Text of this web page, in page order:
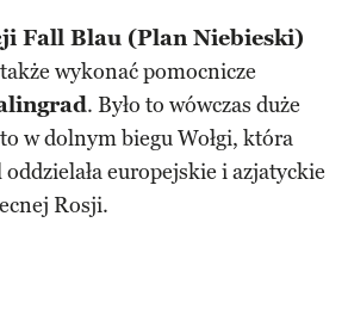
Fall Blau (Plan Niebieski)
wykonać pomocnicze
. Było to wówczas duże
w dolnym biegu Wołgi, która
europejskie i azjatyckie
Rosji.